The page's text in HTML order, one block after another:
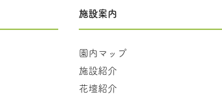
施設案内
園内マップ
施設紹介
花壇紹介